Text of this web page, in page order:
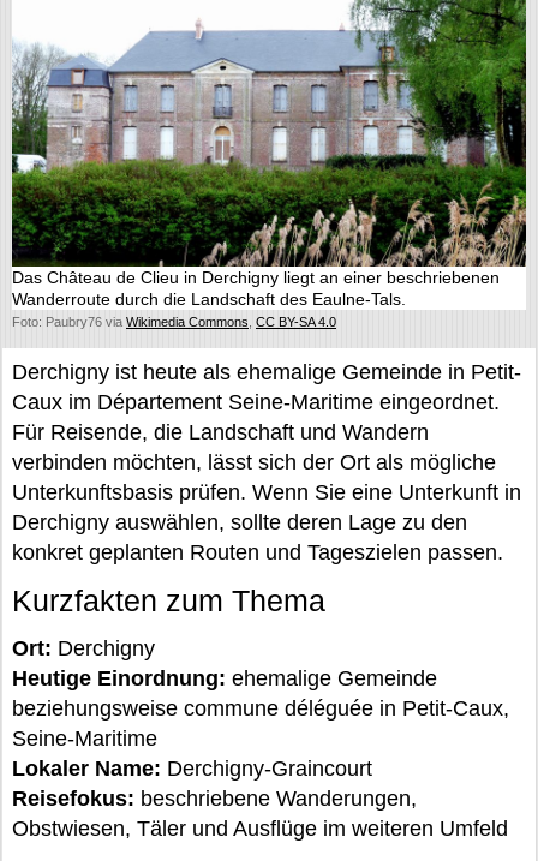
Das Château de Clieu in Derchigny liegt an einer beschriebenen
Wanderroute durch die Landschaft des Eaulne-Tals.
Foto: Paubry76 via Wikimedia Commons CC BY-SA 4.0
Derchigny ist heute als ehemalige Gemeinde in Petit-
Caux im Département Seine-Maritime eingeordnet.
Für Reisende, die Landschaft und Wandern
verbinden möchten, lässt sich der Ort als mögliche
Unterkunftsbasis prüfen. Wenn Sie eine Unterkunft in
Derchigny auswählen, sollte deren Lage zu den
konkret geplanten Routen und Tageszielen passen.
Kurzfakten zum Thema
Ort: Derchigny
Heutige Einordnung: ehemalige Gemeinde
beziehungsweise commune déléguée in Petit-Caux,
Seine-Maritime
Lokaler Name: Derchigny-Graincourt
Reisefokus: beschriebene Wanderungen,
Obstwiesen, Täler und Ausflüge im weiteren Umfeld